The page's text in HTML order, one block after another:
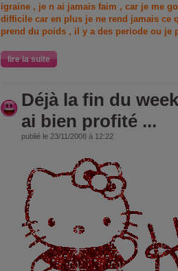
igraine , je n ai jamais faim , car je me
difficile car en plus je ne rend jamais ce
prend du poids , il y a des periode ou je
lire la suite
Déjà la fin du
ai bien profité ...
publié le 23/11/2008 à 12:22